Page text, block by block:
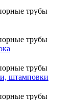
штамповки